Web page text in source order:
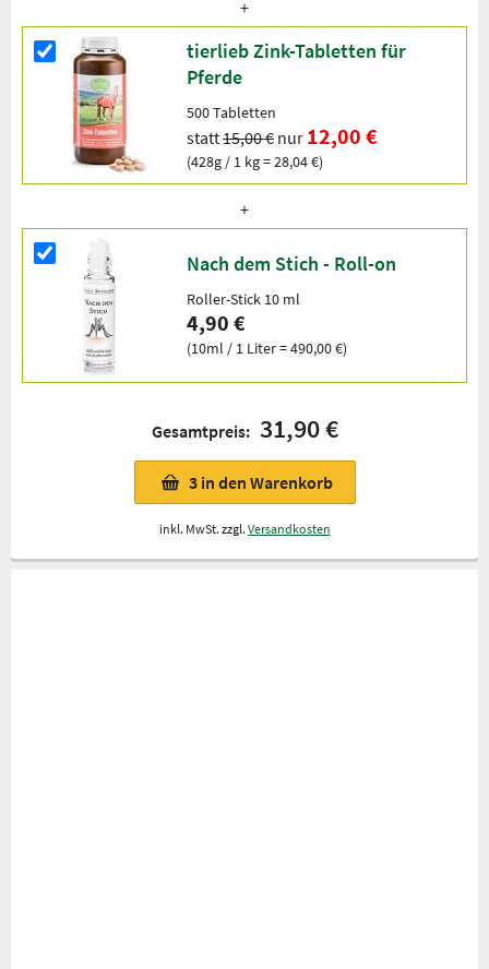
tierlieb Zink-Tabletten für
Pferde
500 Tabletten
statt15,00 € nur 12,00 €
(428g / 1 kg = 28,04 €)
Nach dem Stich - Roll-on
Roller-Stick 10 ml
4,90 €
(10ml / 1 Liter = 490,00 €)
Gesamtpreis: 31,90 €
3 in den Warenkorb
inkl. MwSt. zzgl. Versandkosten